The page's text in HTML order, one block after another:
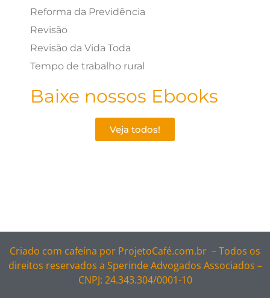
Reforma da Previdência
Revisão
Revisão da Vida Toda
Tempo de trabalho rural
Baixe nossos Ebooks
Veja todos!
Criado com cafeína por ProjetoCafé.com.br –Todos os
direitos reservados a Sperinde Advogados Associados –
CNPJ: 24.343.304/0001-10